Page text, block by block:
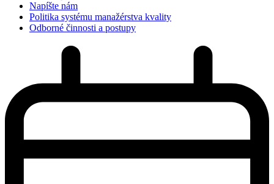
Napíšte nám
Politika systému manažérstva kvality
Odborné činnosti a postupy